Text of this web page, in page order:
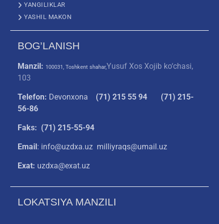
YANGILIKLAR
YASHIL MAKON
BOG’LANISH
Manzil: 100031, Toshkent shahar,Yusuf Xos Xojib ko‘chasi,
103
Telefon: Devonxona (71) 215 55 94
(71) 215-
56-86
Faks: (71) 215-55-94
Email: info@uzdxa.uz milliyraqs@umail.uz
Exat: uzdxa@exat.uz
LOKATSIYA MANZILI